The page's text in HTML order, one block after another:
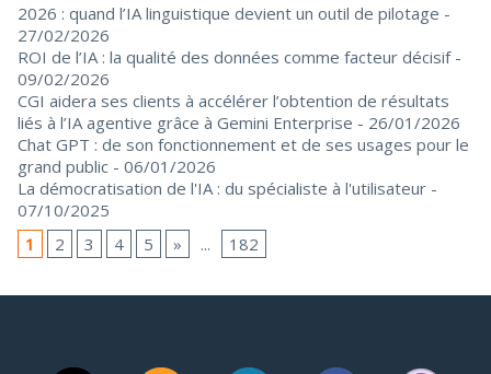
2026 : quand l’IA linguistique devient un outil de pilotage -
27/02/2026
ROI de l’IA : la qualité des données comme facteur décisif -
09/02/2026
CGI aidera ses clients à accélérer l’obtention de résultats
liés à l’IA agentive grâce à Gemini Enterprise - 26/01/2026
Chat GPT : de son fonctionnement et de ses usages pour le
grand public - 06/01/2026
La démocratisation de l'IA : du spécialiste à l'utilisateur -
07/10/2025
1
2 3 4 5 » ... 182